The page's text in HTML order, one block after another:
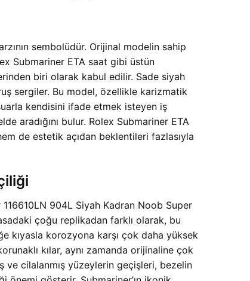
sembolüdür. Orijinal modelin sahip
Submariner ETA saat gibi üstün
biri olarak kabul edilir. Sade siyah
sergiler. Bu model, özellikle karizmatik
kendisini ifade etmek isteyen iş
aradığını bulur. Rolex Submariner ETA
de estetik açıdan beklentileri fazlasıyla
116610LN 904L Siyah Kadran Noob Super
çoğu replikadan farklı olarak, bu
kıyasla korozyona karşı çok daha yüksek
kılar, aynı zamanda orijinaline çok
ve cilalanmış yüzeylerin geçişleri, bezelin